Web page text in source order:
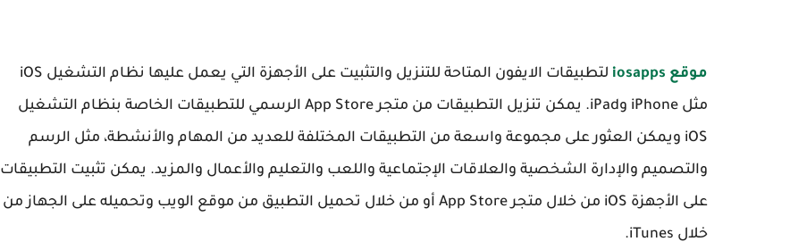
موقع iosapps
لتطبيقات الايفون المتاحة للتنزيل والتثبيت على الأجهزة التي يعمل عليها نظام التشغيل iOS
مثل iPhone وiPad. يمكن تنزيل التطبيقات من متجر App Store الرسمي للتطبيقات الخاصة بنظام التشغيل
iOS ويمكن العثور على مجموعة واسعة من التطبيقات المختلفة للعديد من المهام والأنشطة، مثل الرسم
والتصميم والإدارة الشخصية والعلاقات الإجتماعية واللعب والتعليم والأعمال والمزيد. يمكن تثبيت التطبيقات
على الأجهزة iOS من خلال متجر App Store أو من خلال تحميل التطبيق من موقع الويب وتحميله على الجهاز من
خلال iTunes.